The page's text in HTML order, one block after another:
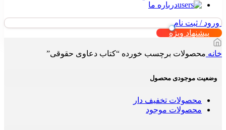
درباره ما
ورود / ثبت نام
پیشنهاد ویژه
خانه محصولات برچسب خورده “کتاب دعاوی حقوقی”
وضعیت موجودی محصول
محصولات تخفیف دار
محصولات موجود